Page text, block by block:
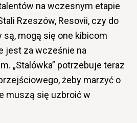
na wczesnym etapie
Rzeszów, Resovii, czy do
są, mogą się one kibicom
jest za wcześnie na
„Stalówka” potrzebuje teraz
żeby marzyć o
muszą się uzbroić w